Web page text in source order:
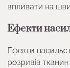
впливати на
Ефекти
Ефекти
розривів